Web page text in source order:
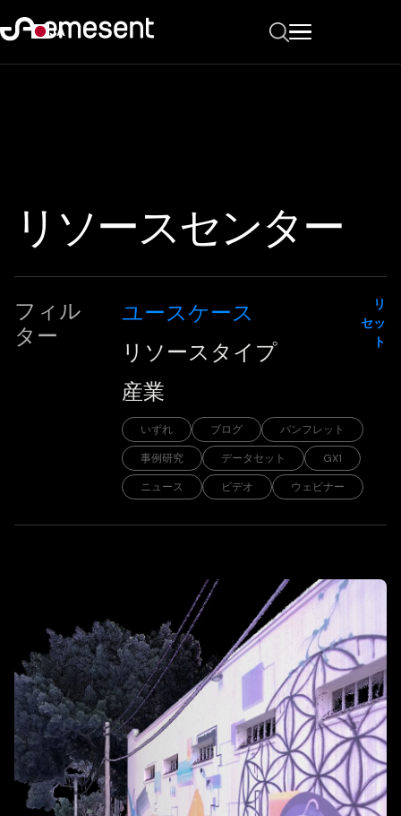
リソースセンター
フィル
ター
ユースケース
リソースタイプ
産業
いずれ ブログ
パンフレット
事例研究
データセット
GX1
ニュース
ビデオ ウェビナー
リ
セッ
ト
JA